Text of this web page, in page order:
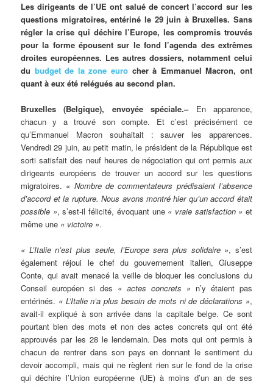
Les dirigeants de l’UE ont salué de concert l’accord sur les
questions migratoires, entériné le 29 juin à Bruxelles. Sans
régler la crise qui déchire l’Europe, les compromis trouvés
pour la forme épousent sur le fond l’agenda des extrêmes
droites européennes. Les autres dossiers, notamment celui
du budget de la zone euro cher à Emmanuel Macron, ont
quant à eux été relégués au second plan.
Bruxelles (Belgique), envoyée spéciale.– En apparence,
chacun y a trouvé son compte. Et c’est précisément ce
qu’Emmanuel Macron souhaitait : sauver les apparences.
Vendredi 29 juin, au petit matin, le président de la République est
sorti satisfait des neuf heures de négociation qui ont permis aux
dirigeants européens de trouver un accord sur les questions
migratoires. « Nombre de commentateurs prédisaient l’absence
d’accord et la rupture. Nous avons montré hier qu’un accord était
possible », s’est-il félicité, évoquant une « vraie satisfaction » et
même une « victoire ».
« L’Italie n’est plus seule, l’Europe sera plus solidaire », s’est
également réjoui le chef du gouvernement italien, Giuseppe
Conte, qui avait menacé la veille de bloquer les conclusions du
Conseil européen si des « actes concrets » n’y étaient pas
entérinés. « L’Italie n’a plus besoin de mots ni de déclarations »,
avait-il expliqué à son arrivée dans la capitale belge. Ce sont
pourtant bien des mots et non des actes concrets qui ont été
approuvés par les 28 le lendemain. Des mots qui ont permis à
chacun de rentrer dans son pays en donnant le sentiment du
devoir accompli, mais qui ne règlent rien sur le fond de la crise
qui déchire l’Union européenne (UE) à moins d’un an de ses